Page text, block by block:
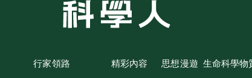
行家領路 精彩內容 思想漫遊 生命科學物